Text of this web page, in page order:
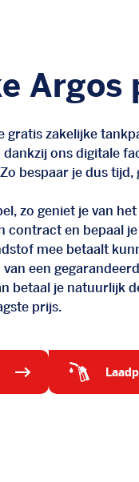
Argos
zakelijke
ons digitale
bespaar je dus tijd,
zo geniet je van
contract en bepaal
mee betaalt
een
betaal je natuurlijk
prijs.